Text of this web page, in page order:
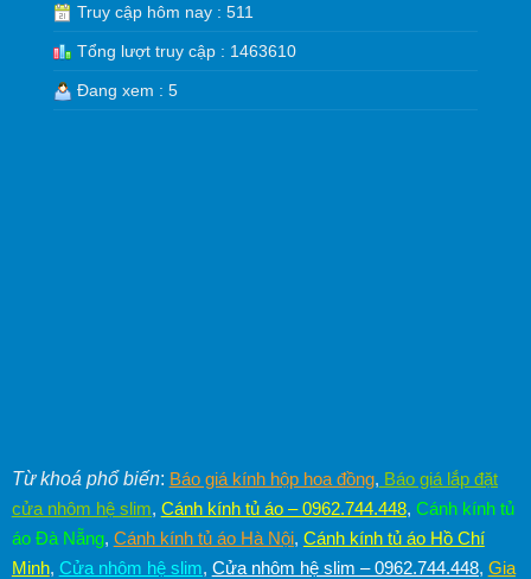
Truy cập hôm nay : 511
Tổng lượt truy cập : 1463610
Đang xem : 5
Từ khoá phổ biến: Báo giá kính hộp hoa đồng, Báo giá lắp đặt
cửa nhôm hệ slim, Cánh kính tủ áo – 0962.744.448, Cánh kính tủ
áo Đà Nẵng, Cánh kính tủ áo Hà Nội, Cánh kính tủ áo Hồ Chí
Minh, Cửa nhôm hệ slim, Cửa nhôm hệ slim – 0962.744.448, Gia